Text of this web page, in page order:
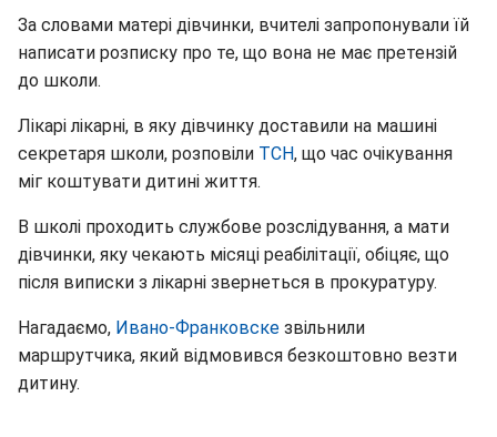
За словами матері дівчинки, вчителі запропонували їй
написати розписку про те, що вона не має претензій
до школи.
Лікарі лікарні, в яку дівчинку доставили на машині
секретаря школи, розповіли ТСН, що час очікування
міг коштувати дитині життя.
В школі проходить службове розслідування, а мати
дівчинки, яку чекають місяці реабілітації, обіцяє, що
після виписки з лікарні звернеться в прокуратуру.
Нагадаємо, Ивано-Франковске звільнили
маршрутчика, який відмовився безкоштовно везти
дитину.